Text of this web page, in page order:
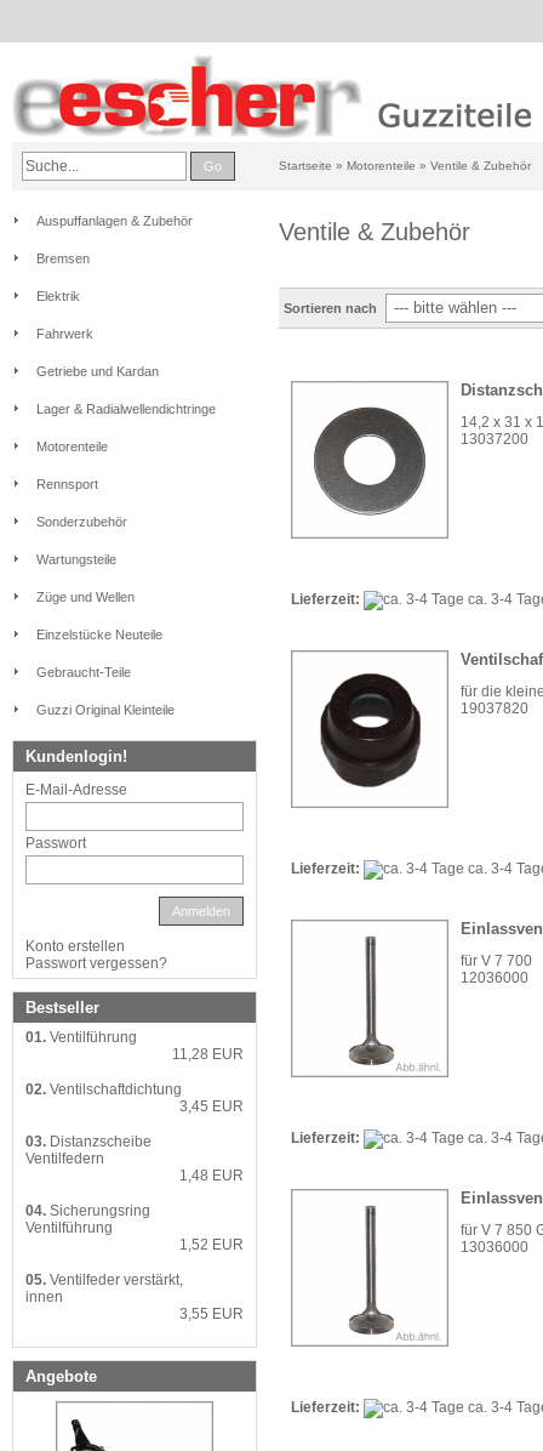
Go Startseite » Motorenteile » Ventile & Zubehör
Ventile & Zubehör
Sortieren nach
14,2 x 31 x 1
13037200
Lieferzeit: ca. 3-4
für die
19037820
Lieferzeit: ca. 3-4
für V 7 700
12036000
Lieferzeit: ca. 3-4
für V 7 850
13036000
Lieferzeit: ca. 3-4
Auspuffanlagen & Zubehör
Bremsen
Elektrik
Fahrwerk
Getriebe und Kardan
Lager & Radialwellendichtringe
Motorenteile
Rennsport
Sonderzubehör
Wartungsteile
Züge und Wellen
Einzelstücke Neuteile
Gebraucht-Teile
Guzzi Original Kleinteile
Kundenlogin!
E-Mail-Adresse
Passwort
Anmelden
Konto erstellen
Passwort vergessen?
Bestseller
01. Ventilführung
11,28 EUR
02. Ventilschaftdichtung
3,45 EUR
03. Distanzscheibe
Ventilfedern
1,48 EUR
04. Sicherungsring
Ventilführung
1,52 EUR
05. Ventilfeder verstärkt,
innen
3,55 EUR
Angebote